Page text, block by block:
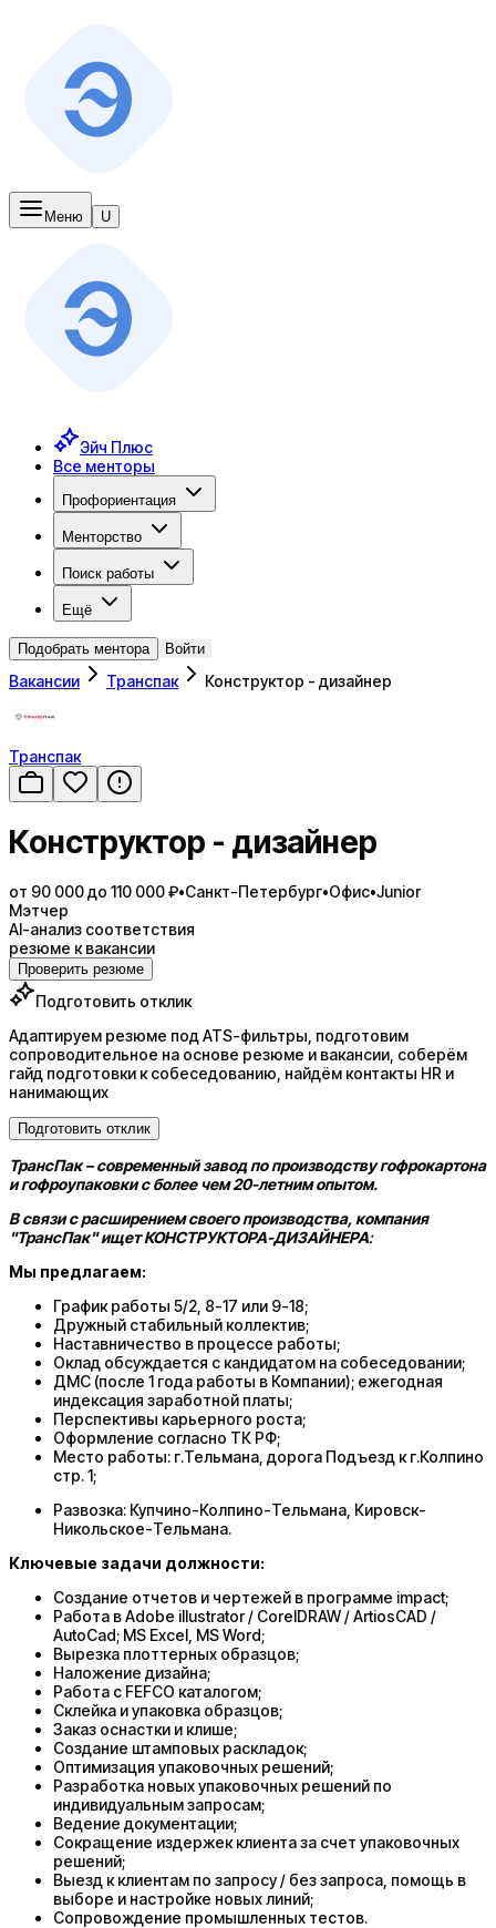
Меню U
Эйч Плюс
Все менторы
Профориентация
Менторство
Поиск работы
Ещё
Подобрать ментора Войти
Вакансии Транспак Конструктор - дизайнер
Транспак
Конструктор - дизайнер
от 90 000 до 110 000 ₽•Санкт-Петербург•Офис•Junior
Мэтчер
AI-анализ соответствия
резюме к вакансии
Проверить резюме
Подготовить отклик
Адаптируем резюме под ATS-фильтры, подготовим
сопроводительное на основе резюме и вакансии, соберём
гайд подготовки к собеседованию, найдём контакты HR и
нанимающих
Подготовить отклик
ТрансПак – современный завод по производству гофрокартона
и гофроупаковки с более чем 20-летним опытом.
В связи с расширением своегопроизводства, компания
"ТрансПак" ищет КОНСТРУКТОРА-ДИЗАЙНЕРА:
Мы предлагаем:
График работы 5/2, 8-17 или 9-18;
Дружный стабильный коллектив;
Наставничество в процессе работы;
Оклад обсуждается с кандидатом на собеседовании;
ДМС (после 1 года работы в Компании); ежегодная
индексация заработной платы;
Перспективы карьерного роста;
Оформление согласно ТК РФ;
Место работы: г.Тельмана, дорога Подъезд к г.Колпино
стр. 1;
Развозка: Купчино-Колпино-Тельмана, Кировск-
Никольское-Тельмана.
Ключевые задачи должности:
Создание отчетов и чертежей в программе impact;
Работа в Adobe illustrator / CorelDRAW / ArtiosCAD /
AutoCad; MS Excel, MS Word;
Вырезка плоттерных образцов;
Наложение дизайна;
Работа с FEFCO каталогом;
Склейка и упаковка образцов;
Заказ оснастки и клише;
Создание штамповых раскладок;
Оптимизация упаковочных решений;
Разработка новых упаковочных решений по
индивидуальным запросам;
Ведение документации;
Сокращение издержек клиента за счет упаковочных
решений;
Выезд к клиентам по запросу / без запроса, помощь в
выборе и настройке новых линий;
Сопровождение промышленных тестов.